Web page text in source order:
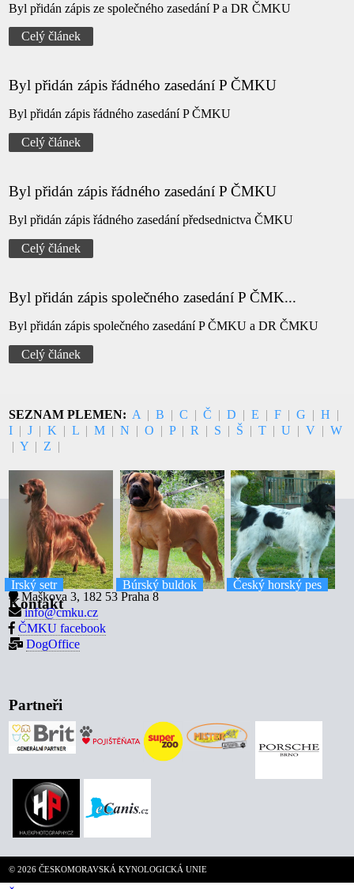
Byl přidán zápis ze společného zasedání P a DR ČMKU
Celý článek
Byl přidán zápis řádného zasedání P ČMKU
Byl přidán zápis řádného zasedání P ČMKU
Celý článek
Byl přidán zápis řádného zasedání P ČMKU
Byl přidán zápis řádného zasedání předsednictva ČMKU
Celý článek
Byl přidán zápis společného zasedání P ČMK...
Byl přidán zápis společného zasedání P ČMKU a DR ČMKU
Celý článek
SEZNAM PLEMEN: A | B | C | Č | D | E | F | G | H |
I | J | K | L | M | N | O | P | R | S | Š | T | U | V | W
| Y | Z |
Irský setr Búrský buldok Český horský pes
Kontakt
Maškova 3, 182 53 Praha 8
info@cmku.cz
ČMKU facebook
DogOffice
Partneři
© 2026 ČESKOMORAVSKÁ KYNOLOGICKÁ UNIE